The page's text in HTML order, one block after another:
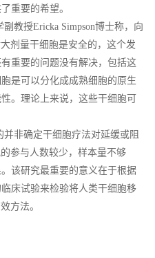
重要的希望。
授Ericka Simpson博士称，向
剂量干细胞是安全的，这个发
重要的问题没有解决，包括这
是可以分化成成熟细胞的原生
。理论上来说，这些干细胞可
非确定干细胞疗法对延缓或阻
参与人数较少，样本量不够
该研究最重要的意义在于根据
床试验来检验将人类干细胞移
方法。